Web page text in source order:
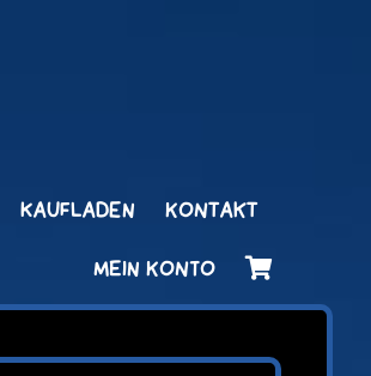
KAUFLADEN KONTAKT
MEIN KONTO